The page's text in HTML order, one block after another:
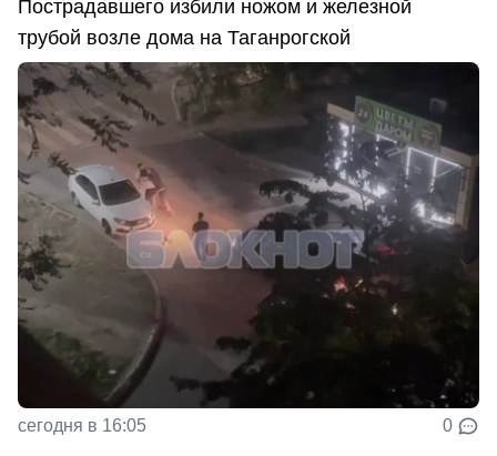
Пострадавшего избили ножом и железной
трубой возле дома на Таганрогской
сегодня в 16:05 0